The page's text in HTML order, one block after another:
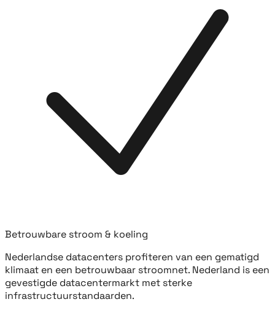
Betrouwbare stroom & koeling
Nederlandse datacenters profiteren van een gematigd
klimaat en een betrouwbaar stroomnet. Nederland is een
gevestigde datacentermarkt met sterke
infrastructuurstandaarden.